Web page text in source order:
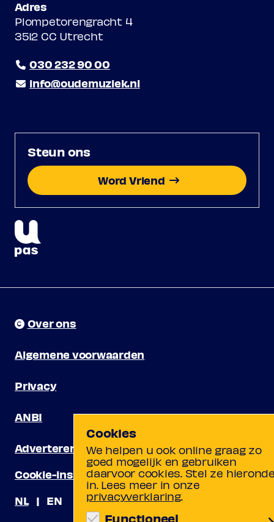
Adres
Plompetorengracht 4
3512 CC Utrecht
030 232 90 00
info@oudemuziek.nl
Steun ons
Word Vriend
Over ons
Algemene voorwaarden
Privacy
ANBI
Adverteren
Cookie-instellingen
NL
EN
Cookies
We helpen u ook online graag zo
goed mogelijk en gebruiken
daarvoor cookies. Stel ze
in. Lees meer in onze
privacyverklaring.
Functioneel